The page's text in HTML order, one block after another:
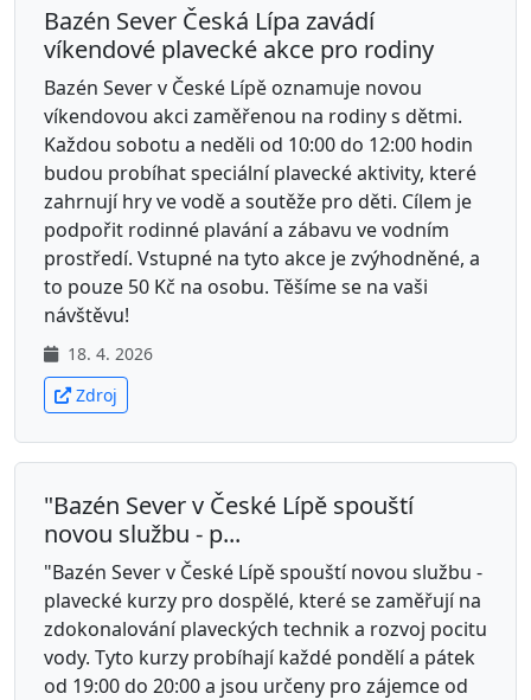
Bazén Sever Česká Lípa zavádí
víkendové plavecké akce pro rodiny
Bazén Sever v České Lípě oznamuje novou
víkendovou akci zaměřenou na rodiny s dětmi.
Každou sobotu a neděli od 10:00 do 12:00 hodin
budou probíhat speciální plavecké aktivity, které
zahrnují hry ve vodě a soutěže pro děti. Cílem je
podpořit rodinné plavání a zábavu ve vodním
prostředí. Vstupné na tyto akce je zvýhodněné, a
to pouze 50 Kč na osobu. Těšíme se na vaši
návštěvu!
18. 4. 2026
Zdroj
"Bazén Sever v České Lípě spouští
novou službu - p...
"Bazén Sever v České Lípě spouští novou službu -
plavecké kurzy pro dospělé, které se zaměřují na
zdokonalování plaveckých technik a rozvoj pocitu
vody. Tyto kurzy probíhají každé pondělí a pátek
od 19:00 do 20:00 a jsou určeny pro zájemce od